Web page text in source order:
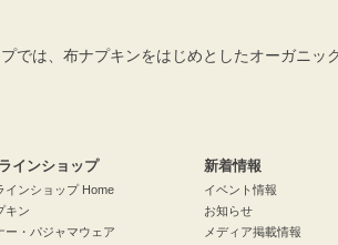
では、布ナプキンをはじめとしたオーガニッ
インショップ
インショップ Home
キン
ー・パジャマウェア
新着情報
イベント情報
お知らせ
メディア掲載情報